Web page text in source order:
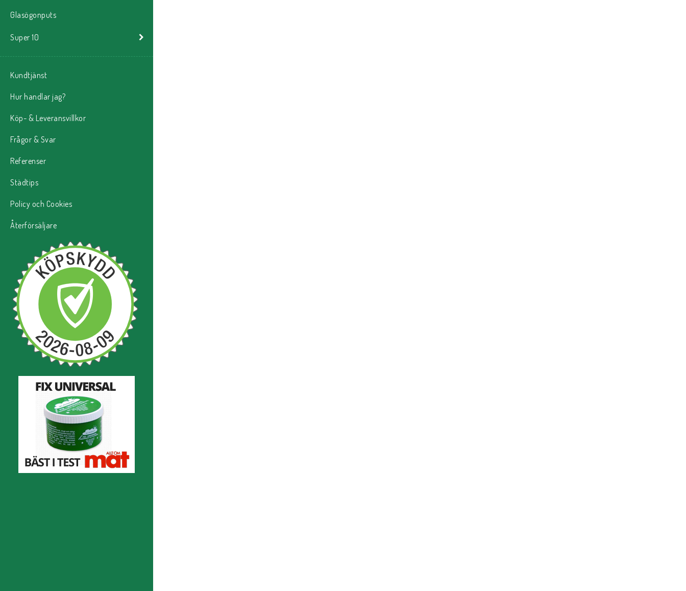
Glasögonputs
Super 10
Kundtjänst
Hur handlar jag?
Köp- & Leveransvillkor
Frågor & Svar
Referenser
Städtips
Policy och Cookies
Återförsäljare